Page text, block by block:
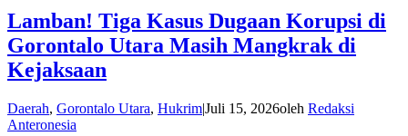
Lamban! Tiga Kasus Dugaan Korupsi di
Gorontalo Utara Masih Mangkrak di
Kejaksaan
Daerah, Gorontalo Utara, Hukrim|Juli 15, 2026oleh Redaksi
Anteronesia